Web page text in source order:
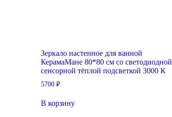
Зеркало настенное для ванной
КерамаМане 80*80 см со светодиодной
сенсорной тёплой подсветкой 3000 К
5700₽
В корзину